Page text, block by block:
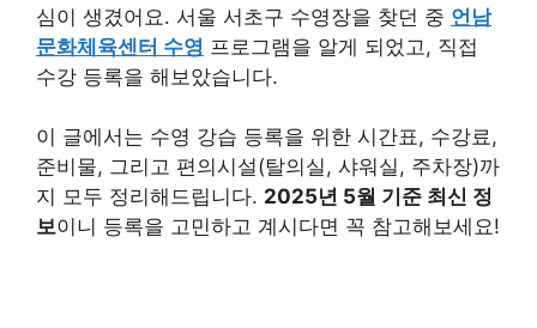
심이 생겼어요. 서울 서초구 수영장을 찾던 중 언남
문화체육센터 수영 프로그램을 알게 되었고, 직접
수강 등록을 해보았습니다.
이 글에서는 수영 강습 등록을 위한 시간표, 수강료,
준비물, 그리고 편의시설(탈의실, 샤워실, 주차장)까
지 모두 정리해드립니다. 2025년 5월 기준 최신 정
보이니 등록을 고민하고 계시다면 꼭 참고해보세요!